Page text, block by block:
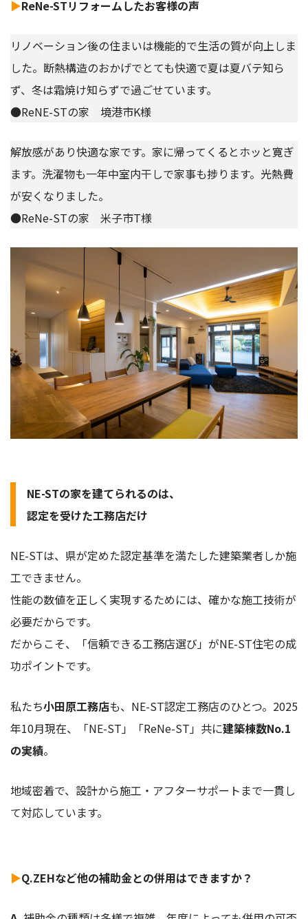
▶ReNe-STリフォームしたお客様の声
リノベーション後の住まいは機能的で生活の質が向上しま
した。断熱構造のおかげでとても快適で夏は夏バテ知ら
ず、冬は霜焼け知らずで過ごせています。
●ReNE-STの家 境港市K様
解放感があり快適な家です。家に帰ってくるとホッと寛ぎ
ます。洗濯物も一年中室内干しで家事も捗ります。光熱費
が安くなりました。
●ReNe-STの家 米子市T様
NE-STの家を建てられるのは、
認定を受けた工務店だけ
NE-STは、県が定めた認定基準を満たした建築業者しか施
工できません。
性能の数値を正しく実現するためには、確かな施工技術が
必要だからです。
だからこそ、「信頼できる工務店選び」がNE-ST住宅の成
功ポイントです。
私たち小田原工務店も、NE-ST認定工務店のひとつ。2025
年10月現在、「NE-ST」「ReNe-ST」共に建築棟数No.1
の実績。
地域密着で、設計から施工・アフターサポートまで一貫し
て対応しています。
▶Q.ZEHなど他の補助金との併用はできますか？